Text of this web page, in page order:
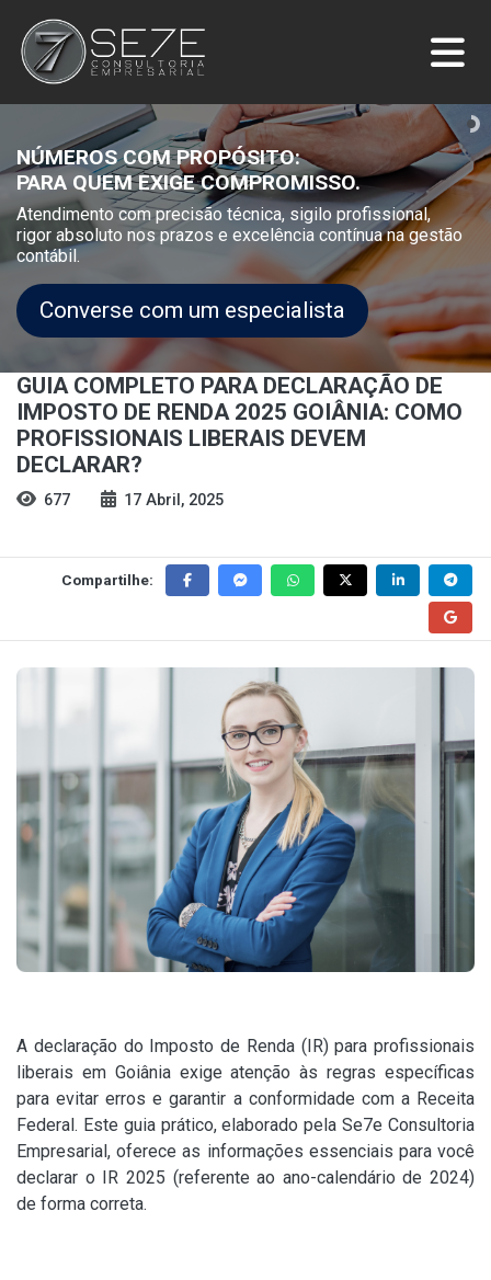
NÚMEROS COM PROPÓSITO:
PARA QUEM EXIGE COMPROMISSO.
Atendimento com precisão técnica, sigilo profissional,
rigor absoluto nos prazos e excelência contínua na gestão
contábil.
Converse com um especialista
GUIA COMPLETO PARA DECLARAÇÃO DE
IMPOSTO DE RENDA 2025 GOIÂNIA: COMO
PROFISSIONAIS LIBERAIS DEVEM
DECLARAR?
677 17 Abril, 2025
Compartilhe:
A declaração do Imposto de Renda (IR) para profissionais
liberais em Goiânia exige atenção às regras específicas
para evitar erros e garantir a conformidade com a Receita
Federal. Este guia prático, elaborado pela Se7e Consultoria
Empresarial, oferece as informações essenciais para você
declarar o IR 2025 (referente ao ano-calendário de 2024)
de forma correta.